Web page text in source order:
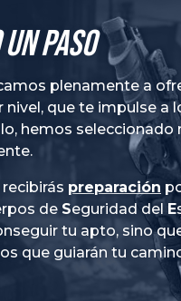
paso
plenamente a
que te impulse a
hemos
preparación
de Seguridad del
tu apto, sino
que guiarán tu